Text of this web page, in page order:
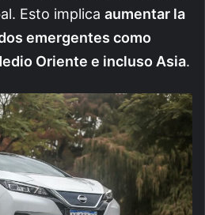
Esto implica aumentar la
emergentes como
Oriente e incluso Asia.